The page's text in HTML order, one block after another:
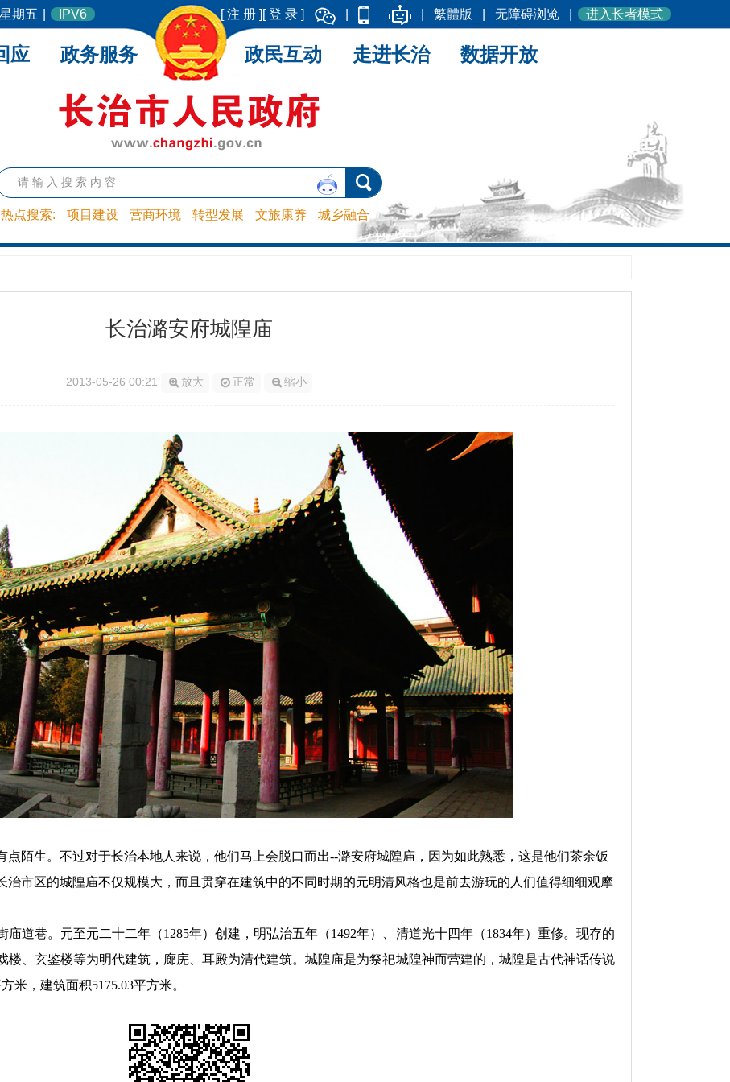
期五 IPV6 [ 登 录 ]
[ 注 册 ] 繁體版 无障碍浏览 进入长者模式
热点搜索: 项目建设 营商环境 转型发展 文旅康养 城乡融合
应 政务服务 政民互动 走进长治 数据开放
长治潞安府城隍庙
2013-05-26 00:21 放大 正常 缩小
点陌生。不过对于长治本地人来说，他们马上会脱口而出--潞安府城隍庙，因为如此熟悉，这是他们茶余饭
治市区的城隍庙不仅规模大，而且贯穿在建筑中的不同时期的元明清风格也是前去游玩的人们值得细细观摩
巷。元至元二十二年（1285年）创建，明弘治五年（1492年）、清道光十四年（1834年）重修。现存的
楼、玄鉴楼等为明代建筑，廊庑、耳殿为清代建筑。城隍庙是为祭祀城隍神而营建的，城隍是古代神话传说
米，建筑面积5175.03平方米。